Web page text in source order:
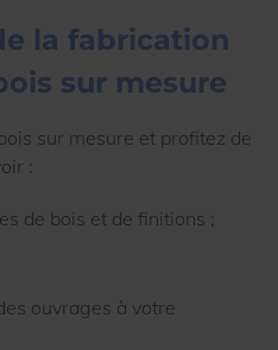
la fabrication
sur mesure
sur mesure et profitez de
:
de bois et de finitions ;
ouvrages à votre